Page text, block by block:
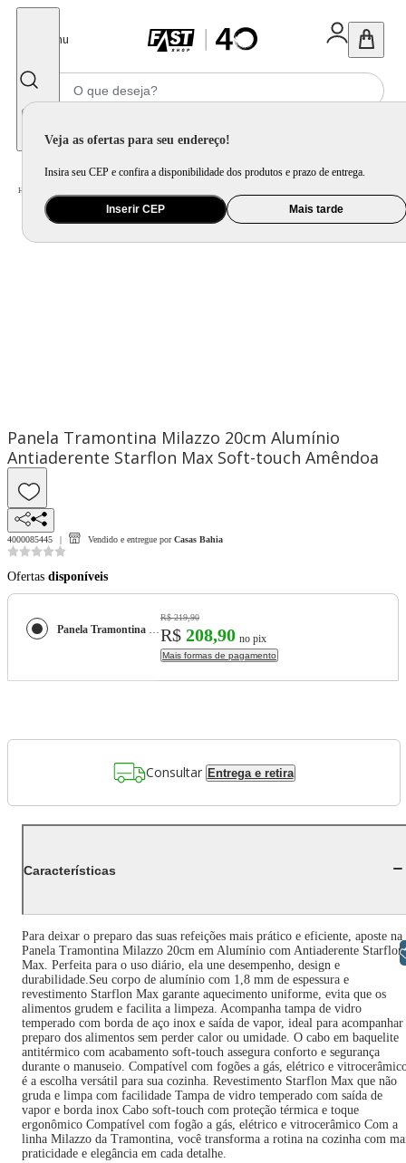
Menu
Veja as ofertas para seu endereço!
Insira seu CEP e confira a disponibilidade dos produtos e prazo de entrega.
Inserir CEP Mais tarde
Home
Panela Tramontina Milazzo 20cm Alumínio
Antiaderente Starflon Max Soft-touch Amêndoa
4000085445 Vendido e entregue por Casas Bahia
Ofertas disponíveis
Panela Tramontina Milazzo 20cm Alumínio Antiaderente Starflon Max Soft-touch Amêndoa
R$ 219,90
R$ 208,90 no pix
Mais formas de pagamento
Consultar Entrega e retira
Características
Para deixar o preparo das suas refeições mais prático e eficiente, aposte na
Panela Tramontina Milazzo 20cm em Alumínio com Antiaderente Starflon
Max. Perfeita para o uso diário, ela une desempenho, design e
durabilidade.Seu corpo de alumínio com 1,8 mm de espessura e
revestimento Starflon Max garante aquecimento uniforme, evita que os
alimentos grudem e facilita a limpeza. Acompanha tampa de vidro
temperado com borda de aço inox e saída de vapor, ideal para acompanhar
preparo dos alimentos sem perder calor ou umidade. O cabo em baquelite
antitérmico com acabamento soft-touch assegura conforto e segurança
durante o manuseio. Compatível com fogões a gás, elétrico e
é a escolha versátil para sua cozinha. Revestimento Starflon Max que não
gruda e limpa com facilidade Tampa de vidro temperado com saída de
vapor e borda inox Cabo soft-touch com proteção térmica e toque
ergonômico Compatível com fogão a gás, elétrico e vitrocerâmico Com a
linha Milazzo da Tramontina, você transforma a rotina na cozinha com
praticidade e elegância em cada detalhe.
Libras